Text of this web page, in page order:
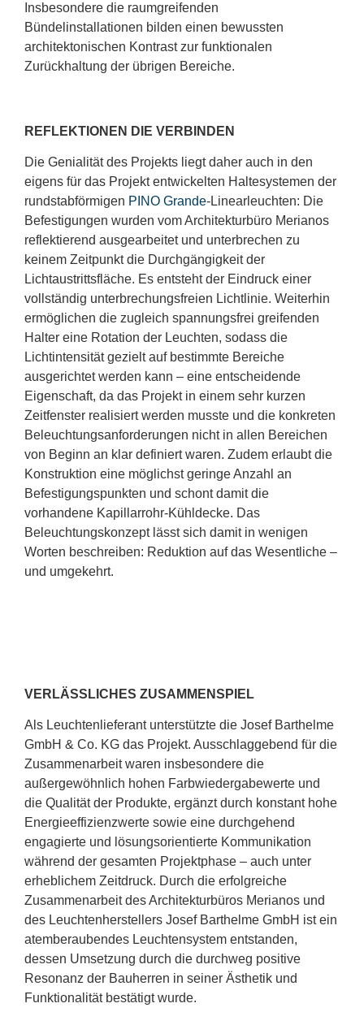
Insbesondere die raumgreifenden
Bündelinstallationen bilden einen bewussten
architektonischen Kontrast zur funktionalen
Zurückhaltung der übrigen Bereiche.
REFLEKTIONEN DIE VERBINDEN
Die Genialität des Projekts liegt daher auch in den
eigens für das Projekt entwickelten Haltesystemen der
rundstabförmigen PINO Grande-Linearleuchten: Die
Befestigungen wurden vom Architekturbüro Merianos
reflektierend ausgearbeitet und unterbrechen zu
keinem Zeitpunkt die Durchgängigkeit der
Lichtaustrittsfläche. Es entsteht der Eindruck einer
vollständig unterbrechungsfreien Lichtlinie. Weiterhin
ermöglichen die zugleich spannungsfrei greifenden
Halter eine Rotation der Leuchten, sodass die
Lichtintensität gezielt auf bestimmte Bereiche
ausgerichtet werden kann – eine entscheidende
Eigenschaft, da das Projekt in einem sehr kurzen
Zeitfenster realisiert werden musste und die konkreten
Beleuchtungsanforderungen nicht in allen Bereichen
von Beginn an klar definiert waren. Zudem erlaubt die
Konstruktion eine möglichst geringe Anzahl an
Befestigungspunkten und schont damit die
vorhandene Kapillarrohr-Kühldecke. Das
Beleuchtungskonzept lässt sich damit in wenigen
Worten beschreiben: Reduktion auf das Wesentliche –
und umgekehrt.
VERLÄSSLICHES ZUSAMMENSPIEL
Als Leuchtenlieferant unterstützte die Josef Barthelme
GmbH & Co. KG das Projekt. Ausschlaggebend für die
Zusammenarbeit waren insbesondere die
außergewöhnlich hohen Farbwiedergabewerte und
die Qualität der Produkte, ergänzt durch konstant hohe
Energieeffizienzwerte sowie eine durchgehend
engagierte und lösungsorientierte Kommunikation
während der gesamten Projektphase – auch unter
erheblichem Zeitdruck. Durch die erfolgreiche
Zusammenarbeit des Architekturbüros Merianos und
des Leuchtenherstellers Josef Barthelme GmbH ist ein
atemberaubendes Leuchtensystem entstanden,
dessen Umsetzung durch die durchweg positive
Resonanz der Bauherren in seiner Ästhetik und
Funktionalität bestätigt wurde.